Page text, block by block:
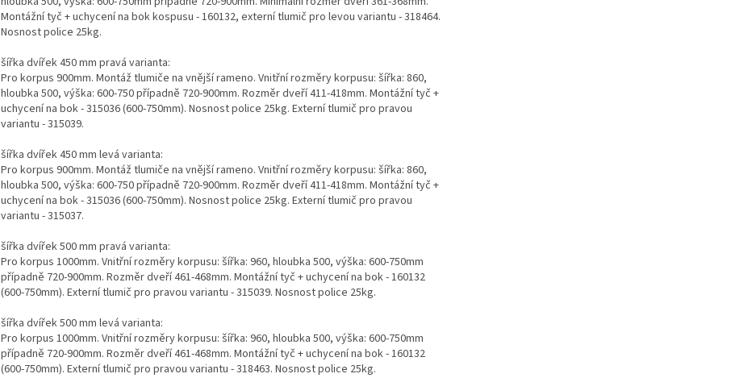
Montážní tyč + uchycení na bok kospusu - 160132, externí tlumič pro levou variantu - 318464.
Nosnost police 25kg.
šířka dvířek 450 mm pravá varianta:
Pro korpus 900mm. Montáž tlumiče na vnější rameno. Vnitřní rozměry korpusu: šířka: 860,
hloubka 500, výška: 600-750 případně 720-900mm. Rozměr dveří 411-418mm. Montážní tyč +
uchycení na bok - 315036 (600-750mm). Nosnost police 25kg. Externí tlumič pro pravou
variantu - 315039.
šířka dvířek 450 mm levá varianta:
Pro korpus 900mm. Montáž tlumiče na vnější rameno. Vnitřní rozměry korpusu: šířka: 860,
hloubka 500, výška: 600-750 případně 720-900mm. Rozměr dveří 411-418mm. Montážní tyč +
uchycení na bok - 315036 (600-750mm). Nosnost police 25kg. Externí tlumič pro pravou
variantu - 315037.
šířka dvířek 500 mm pravá varianta:
Pro korpus 1000mm. Vnitřní rozměry korpusu: šířka: 960, hloubka 500, výška: 600-750mm
případně 720-900mm. Rozměr dveří 461-468mm. Montážní tyč + uchycení na bok - 160132
(600-750mm). Externí tlumič pro pravou variantu - 315039. Nosnost police 25kg.
šířka dvířek 500 mm levá varianta:
Pro korpus 1000mm. Vnitřní rozměry korpusu: šířka: 960, hloubka 500, výška: 600-750mm
případně 720-900mm. Rozměr dveří 461-468mm. Montážní tyč + uchycení na bok - 160132
(600-750mm). Externí tlumič pro pravou variantu - 318463. Nosnost police 25kg.